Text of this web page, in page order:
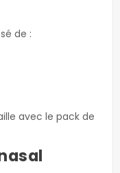
de :
avec le pack de